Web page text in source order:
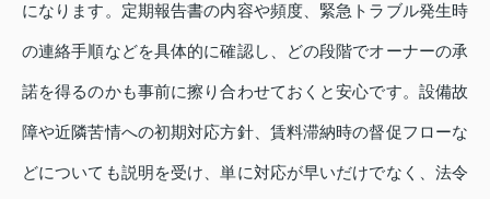
になります。定期報告書の内容や頻度、緊急トラブル発生時
の連絡手順などを具体的に確認し、どの段階でオーナーの承
諾を得るのかも事前に擦り合わせておくと安心です。設備故
障や近隣苦情への初期対応方針、賃料滞納時の督促フローな
どについても説明を受け、単に対応が早いだけでなく、法令